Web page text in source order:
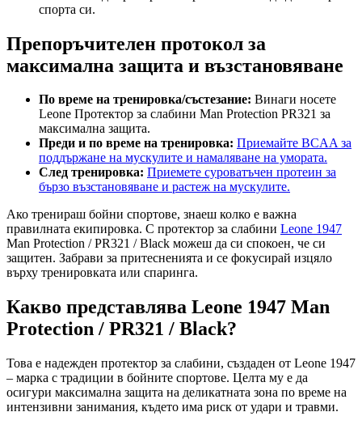
спорта си.
Препоръчителен протокол за
максимална защита и възстановяване
По време на тренировка/състезание: Винаги носете
Leone Протектор за слабини Man Protection PR321 за
максимална защита.
Преди и по време на тренировка: Приемайте BCAA за
поддържане на мускулите и намаляване на умората.
След тренировка: Приемете суроватъчен протеин за
бързо възстановяване и растеж на мускулите.
Ако тренираш бойни спортове, знаеш колко е важна
правилната екипировка. С протектор за слабини Leone 1947
Man Protection / PR321 / Black можеш да си спокоен, че си
защитен. Забрави за притесненията и се фокусирай изцяло
върху тренировката или спаринга.
Какво представлява Leone 1947 Man
Protection / PR321 / Black?
Това е надежден протектор за слабини, създаден от Leone 1947
– марка с традиции в бойните спортове. Целта му е да
осигури максимална защита на деликатната зона по време на
интензивни занимания, където има риск от удари и травми.